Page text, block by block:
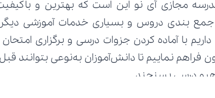
درسی بسنجند.